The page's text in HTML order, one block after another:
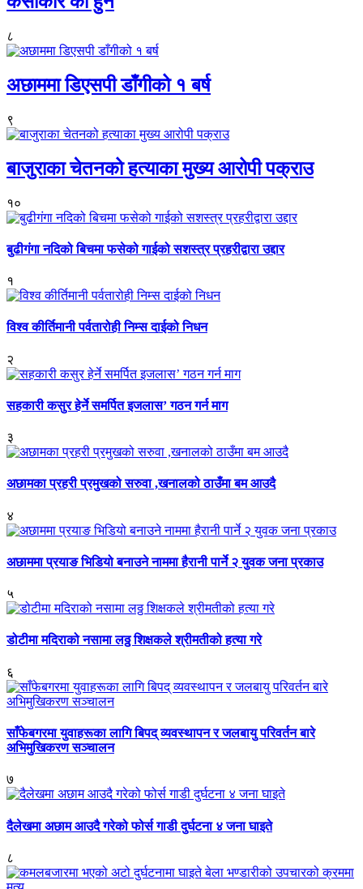
८
अछाममा डिएसपी डाँगीको १ बर्ष
९
बाजुराका चेतनको हत्याका मुख्य आरोपी पक्राउ
१०
बुढीगंगा नदिको बिचमा फसेको गाईको सशस्त्र प्रहरीद्वारा उद्दार
१
विश्व कीर्तिमानी पर्वतारोही निम्स दाईको निधन
२
सहकारी कसुर हेर्ने समर्पित इजलास’ गठन गर्न माग
३
अछामका प्रहरी प्रमुखको सरुवा ,खनालको ठाउँमा बम आउदै
४
अछाममा प्रयाङ भिडियो बनाउने नाममा हैरानी पार्ने २ युवक जना प्रकाउ
५
डोटीमा मदिराको नसामा लठ्ठ शिक्षकले श्रीमतीको हत्या गरे
६
साँफेबगरमा युवाहरूका लागि बिपद् व्यवस्थापन र जलबायु परिवर्तन बारे
अभिमुखिकरण सञ्चालन
७
दैलेखमा अछाम आउदै गरेको फोर्स गाडी दुर्घटना ४ जना घाइते
८